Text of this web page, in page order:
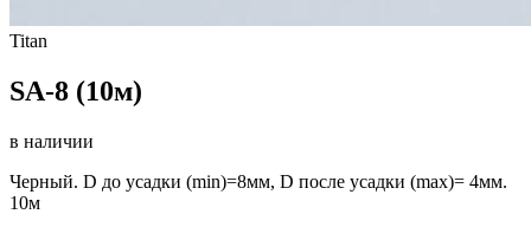
Titan
SA-8 (10м)
в наличии
Черный. D до усадки (min)=8мм, D после усадки (max)= 4мм.
10м